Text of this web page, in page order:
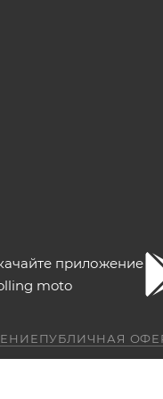
приложение
moto
ПУБЛИЧНАЯ